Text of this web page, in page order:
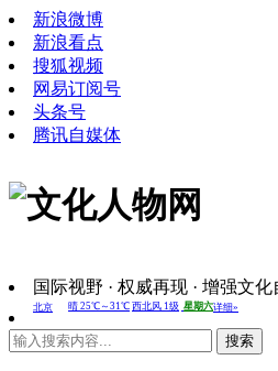
新浪微博
新浪看点
搜狐视频
网易订阅号
头条号
腾讯自媒体
国际视野 · 权威再现 · 增强文
搜索